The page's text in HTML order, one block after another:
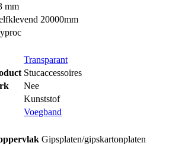
mm
20000mm
Transparant
Stucaccessoires
Nee
Kunststof
Voegband
Gipsplaten/gipskartonplaten